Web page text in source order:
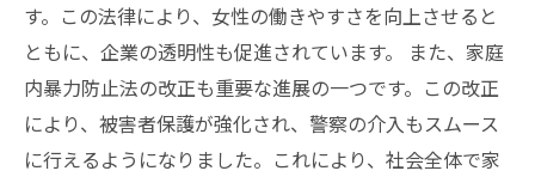
す。この法律により、女性の働きやすさを向上させると
ともに、企業の透明性も促進されています。 また、家庭
内暴力防止法の改正も重要な進展の一つです。この改正
により、被害者保護が強化され、警察の介入もスムース
に行えるようになりました。これにより、社会全体で家